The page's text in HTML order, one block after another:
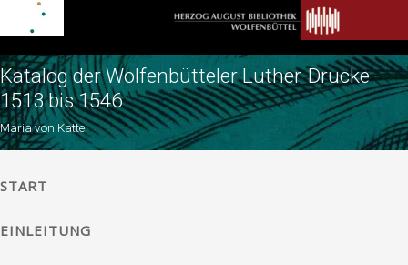
Katalog der Wolfenbütteler Luther-Drucke
1513 bis 1546
Maria von Katte
START
EINLEITUNG